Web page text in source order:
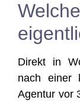
Direkt in
nach einer
Agen­tur vor